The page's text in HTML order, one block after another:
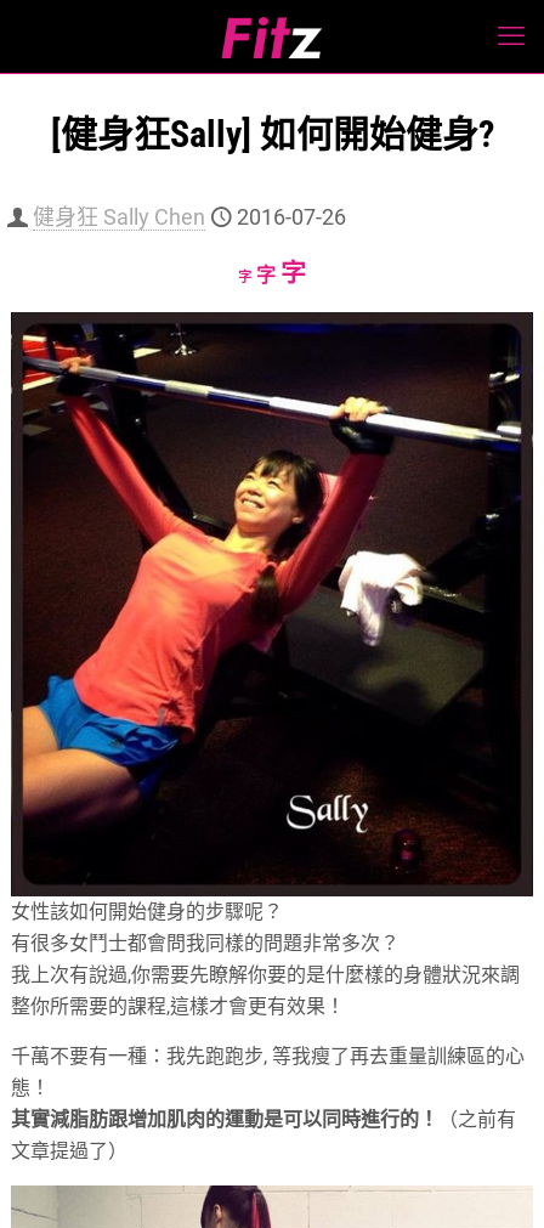
[健身狂Sally] 如何開始健身?
健身狂 Sally Chen 2016-07-26
字Decrease
size.
字Reset
size.
字Increase
size.
女性該如何開始健身的步驟呢？
有很多女鬥士都會問我同樣的問題非常多次？
我上次有說過,你需要先瞭解你要的是什麼樣的身體狀況來調
整你所需要的課程,這樣才會更有效果！
千萬不要有一種：我先跑跑步, 等我瘦了再去重量訓練區的心
態！
其實減脂肪跟增加肌肉的運動是可以同時進行的！
（之前有
文章提過了）